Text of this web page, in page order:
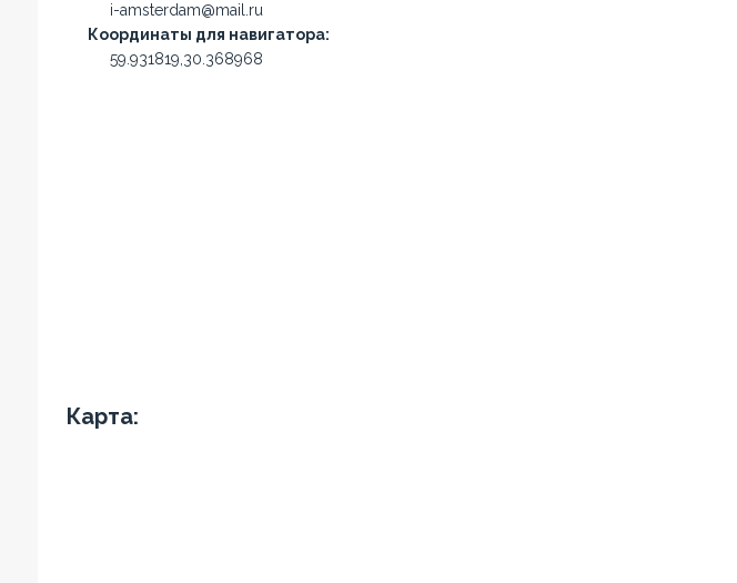
i-amsterdam@mail.ru
Координаты для навигатора:
59.931819,30.368968
Карта: